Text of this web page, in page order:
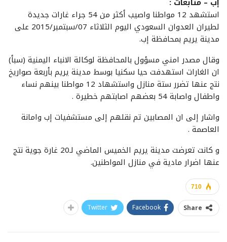
استشهد 12 مواطنا واصيب أكثر من 54 جراء غارات جديدة
لطيران العدوان السعودي اليوم الثلاثاء 07/سبتمبر/2015 على
مدينة يريم بمحافظة إب.
وقال مصدر امني مسؤول بالمحافظة لوكالة الانباء اليمنية (سبأ)
ان الغارات استهدفت حيا سكنيا بوسط مدينة يريم بأربعة صواريخ
نتج عنها تضرر ستة منازل واستشهاد 12 مواطنا بينهم نساء
واطفال واصابة 54 بعضهم اصابتهم خطيرة .
واشار إلى ان المصابين تم نقلهم إلى مستشفيات إب وامانة
العاصمة .
و كانت تعرضت مدينة يريم الخميس الماضي لـ20 غارة جوية نتج
عنها اضرار مادية في منازل المواطنين.
710
Share
Facebook
Twitter